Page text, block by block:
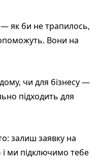
— як би не трапилось,
Вони на
чи для бізнесу —
підходить для
залиш заявку на
ми підключимо тебе